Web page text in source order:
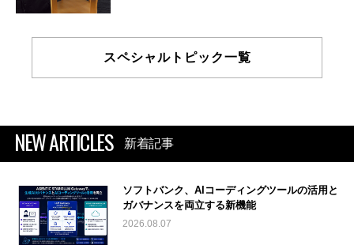
スペシャルトピック一覧
NEW ARTICLES 新着記事
ソフトバンク、AIコーディングツールの活用と
ガバナンスを両立する新機能
2026.08.07